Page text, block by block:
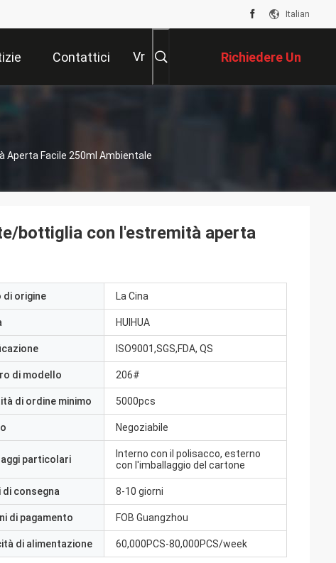
Italian
Contattici Vr Richiedere Un
Preventivo
Aperta Facile 250ml Ambientale
bottiglia con l'estremità aperta
di origine La Cina
HUIHUA
ISO9001,SGS,FDA, QS
di modello 206#
di ordine minimo 5000pcs
Negoziabile
particolari
Interno con il polisacco, esterno
con l'imballaggio del cartone
di consegna 8-10 giorni
di pagamento FOB Guangzhou
di alimentazione 60,000PCS-80,000PCS/week